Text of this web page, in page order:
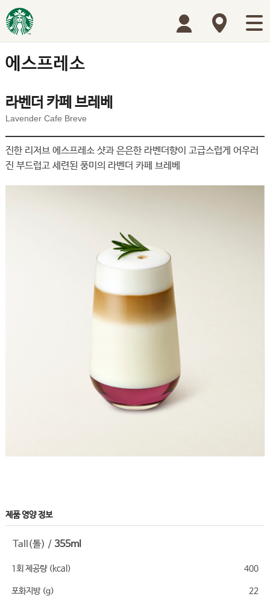
라벤더 카페 브레베
Lavender Cafe Breve
진한 리저브 에스프레소 샷과 은은한 라벤더향이 고급스럽게 어우러
진 부드럽고 세련된 풍미의 라벤더 카페 브레베
제품 영양 정보
Tall(톨) /355ml
1회 제공량 (kcal) 400
포화지방 (g) 22